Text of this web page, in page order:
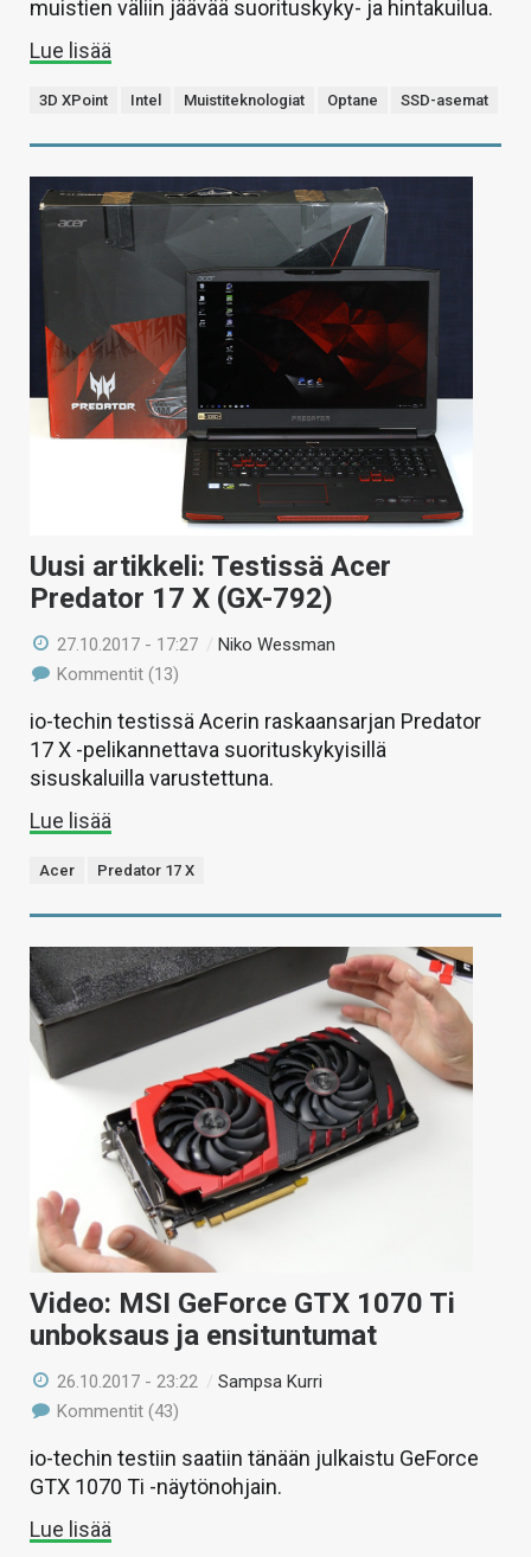
muistien väliin jäävää suorituskyky- ja hintakuilua.
Lue lisää
3D XPoint Intel Muistiteknologiat Optane SSD-asemat
Uusi artikkeli: Testissä Acer
Predator 17 X (GX-792)
27.10.2017 - 17:27 /Niko Wessman
Kommentit (13)
io-techin testissä Acerin raskaansarjan Predator
17 X -pelikannettava suorituskykyisillä
sisuskaluilla varustettuna.
Lue lisää
Acer Predator 17 X
Video: MSI GeForce GTX 1070 Ti
unboksaus ja ensituntumat
26.10.2017 - 23:22 /Sampsa Kurri
Kommentit (43)
io-techin testiin saatiin tänään julkaistu GeForce
GTX 1070 Ti -näytönohjain.
Lue lisää